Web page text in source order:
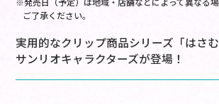
ご了承ください。
実用的なクリップ商品シリーズ「はさ
サンリオキャラクターズが登場！